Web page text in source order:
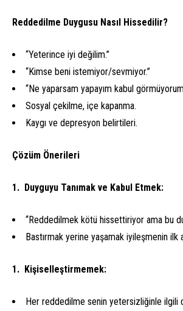
Reddedilme Duygusu Nasıl Hissedilir?
“Yeterince iyi değilim.”
“Kimse beni istemiyor/sevmiyor.”
“Ne yaparsam yapayım kabul
Sosyal çekilme, içe kapanma.
Kaygı ve depresyon belirtileri.
Çözüm Önerileri
Duyguyu Tanımak ve Kabul Etmek:
“Reddedilmek kötü hissettiriyor ama bu
Bastırmak yerine yaşamak iyileşmenin ilk
Kişiselleştirmemek:
Her reddedilme senin yetersizliğinle ilgili